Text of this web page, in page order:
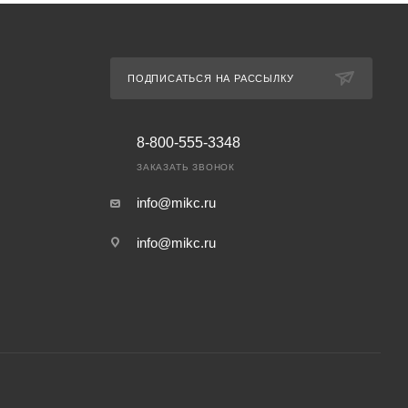
ПОДПИСАТЬСЯ НА РАССЫЛКУ
8-800-555-3348
ЗАКАЗАТЬ ЗВОНОК
info@mikc.ru
info@mikc.ru